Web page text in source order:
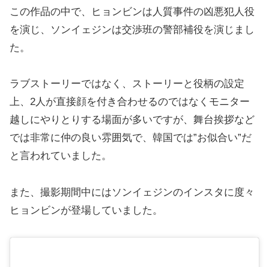
この作品の中で、ヒョンビンは人質事件の凶悪犯人役
を演じ、ソンイェジンは交渉班の警部補役を演じまし
た。
ラブストーリーではなく、ストーリーと役柄の設定
上、2人が直接顔を付き合わせるのではなくモニター
越しにやりとりする場面が多いですが、舞台挨拶など
では非常に仲の良い雰囲気で、韓国では”お似合い”だ
と言われていました。
また、撮影期間中にはソンイェジンのインスタに度々
ヒョンビンが登場していました。